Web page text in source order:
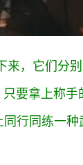
来，它们分
要拿上称手
行同练一种